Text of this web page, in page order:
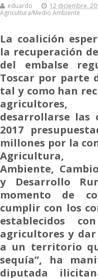
eduardo
12 diciembre,
Agricultura/Medio Ambiente
La coalición
la recuperación
del embalse
Toscar por parte
tal y como han
agricultores,
desarrollarse las
2017
millones por la
Ambiente,
y Desarrollo
momento de
cumplir con los
establecidos
agricultores y dar
a un territorio
sequía”, ha
diputada